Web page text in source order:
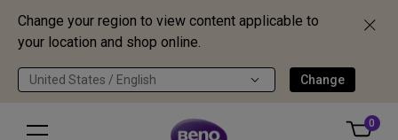
Change your region to view content applicable to
your location and shop online.
United States / English Change
0